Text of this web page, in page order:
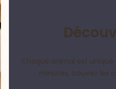
Chaque animal est
minutes, trouvez les